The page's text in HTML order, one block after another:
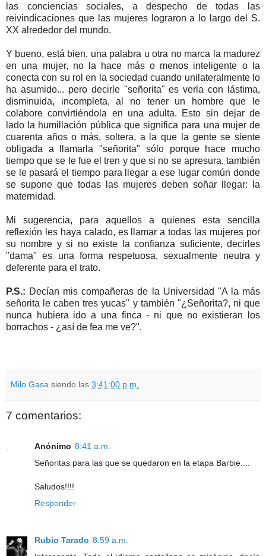
las conciencias sociales, a despecho de todas las
reivindicaciones que las mujeres lograron a lo largo del S.
XX alrededor del mundo.
Y bueno, está bien, una palabra u otra no marca la madurez
en una mujer, no la hace más o menos inteligente o la
conecta con su rol en la sociedad cuando unilateralmente lo
ha asumido... pero decirle "señorita" es verla con lástima,
disminuida, incompleta, al no tener un hombre que le
colabore convirtiéndola en una adulta. Esto sin dejar de
lado la humillación pública que significa para una mujer de
cuarenta años o más, soltera, a la que la gente se siente
obligada a llamarla "señorita" sólo porque hace mucho
tiempo que se le fue el tren y que si no se apresura, también
se le pasará el tiempo para llegar a ese lugar común donde
se supone que todas las mujeres deben soñar llegar: la
maternidad.
Mi sugerencia, para aquellos a quienes esta sencilla
reflexión les haya calado, es llamar a todas las mujeres por
su nombre y si no existe la confianza suficiente, decirles
"dama" es una forma respetuosa, sexualmente neutra y
deferente para el trato.
P.S.: Decían mis compañeras de la Universidad "A la más
señorita le caben tres yucas" y también "¿Señorita?, ni que
nunca hubiera ido a una finca - ni que no existieran los
borrachos - ¿así de fea me ve?".
Milo Gasa siendo las 3:41:00 p.m.
7 comentarios:
Anónimo 8:41 a.m.
Señoritas para las que se quedaron en la etapa Barbie....
Saludos!!!!
Responder
Rubio Tarado 8:59 a.m.